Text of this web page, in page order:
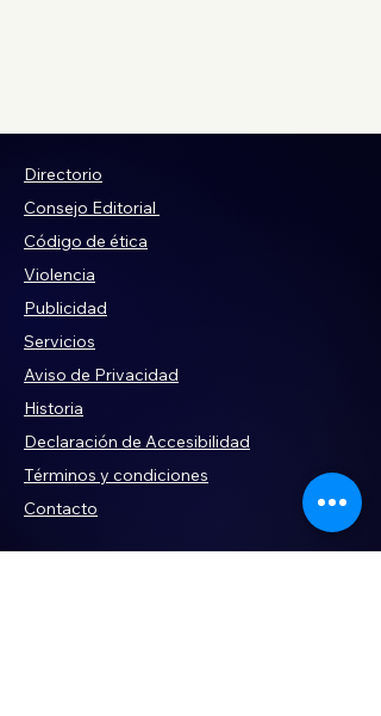
Directorio
Consejo Editorial
Código de ética
Violencia
Publicidad
Servicios
Aviso de Privacidad
Historia
Declaración de Accesibilidad
Términos y condiciones
Contacto